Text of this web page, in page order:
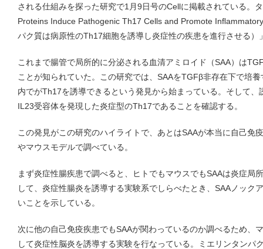
される仕組みを探った研究で1月9日号のCellに掲載されている。
Proteins Induce Pathogenic Th17 Cells and Promote
パク質は病原性のTh17細胞を誘導し炎症性の疾患を進行させる）
これまで腸管で局所的に分泌される血清アミロイド（SAA）は
ことが知られていた。この研究では、SAAをTGFβ非存在下で培
内でがTh17を誘導できるという発見から始まっている。そして
IL23受容体を発現した炎症型のTh17であることを確認する。
この発見がこの研究のハイライトで、あとはSAAが本当に自己免
やマウスモデルで調べている。
まず炎症性腸疾患で調べると、ヒトでもマウスでもSAAは炎症局
して、炎症性腸炎を誘導する実験系でしらべたとき、SAAノック
いことを示している。
次に他の自己免疫疾患でもSAAが関わっているのか調べるため、
して炎症性脳炎を誘導する実験を行なっている。ミエリンタンパ